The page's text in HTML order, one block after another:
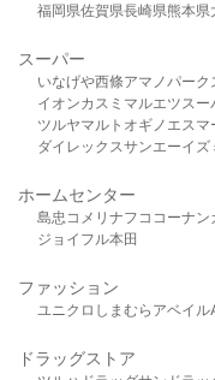
福岡県佐賀県長崎県熊本県
スーパー
いなげや西條アマノパーク
イオンカスミ マルエツスー
ツルヤマルト オギノ エスマ
ダイレックスサンエーイズ
ホームセンター
島忠 コメリ ナフコ コーナン
ジョイフル本田
ファッション
ユニクロ しまむら アベイル
ドラッグストア